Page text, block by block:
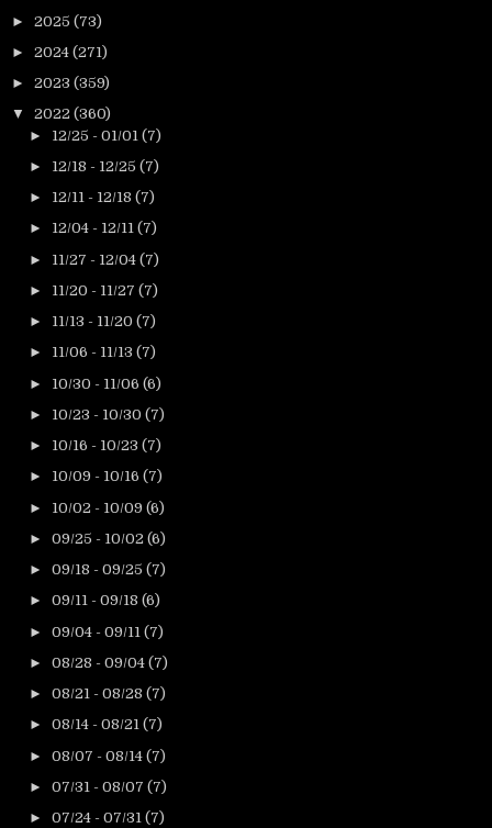
► 2025 (73)
► 2024 (271)
► 2023 (359)
▼ 2022 (360)
► 12/25 - 01/01 (7)
► 12/18 - 12/25 (7)
► 12/11 - 12/18 (7)
► 12/04 - 12/11 (7)
► 11/27 - 12/04 (7)
► 11/20 - 11/27 (7)
► 11/13 - 11/20 (7)
► 11/06 - 11/13 (7)
► 10/30 - 11/06 (6)
► 10/23 - 10/30 (7)
► 10/16 - 10/23 (7)
► 10/09 - 10/16 (7)
► 10/02 - 10/09 (6)
► 09/25 - 10/02 (6)
► 09/18 - 09/25 (7)
► 09/11 - 09/18 (6)
► 09/04 - 09/11 (7)
► 08/28 - 09/04 (7)
► 08/21 - 08/28 (7)
► 08/14 - 08/21 (7)
► 08/07 - 08/14 (7)
► 07/31 - 08/07 (7)
► 07/24 - 07/31 (7)